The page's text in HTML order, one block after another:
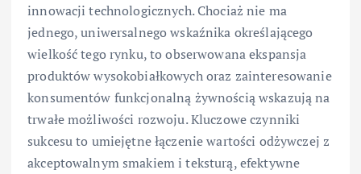
innowacji technologicznych. Chociaż nie ma
jednego, uniwersalnego wskaźnika określającego
wielkość tego rynku, to obserwowana ekspansja
produktów wysokobiałkowych oraz zainteresowanie
konsumentów funkcjonalną żywnością wskazują na
trwałe możliwości rozwoju. Kluczowe czynniki
sukcesu to umiejętne łączenie wartości odżywczej z
akceptowalnym smakiem i teksturą, efektywne